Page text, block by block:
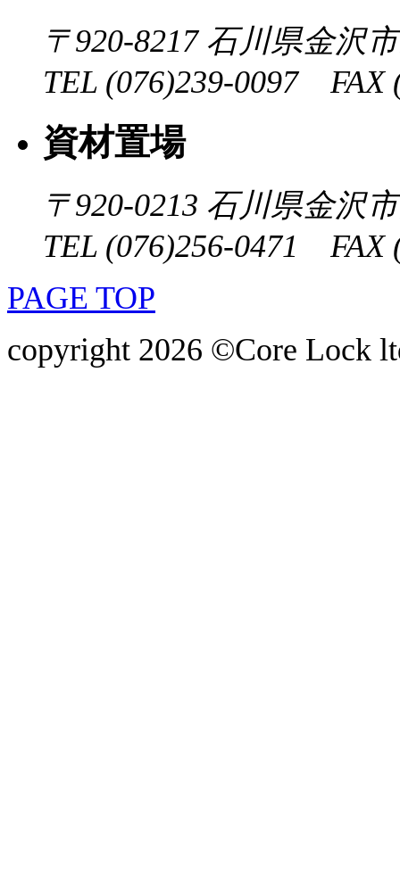
〒920-8217 石川県金沢
TEL (076)239-0097 FAX
資材置場
〒920-0213 石川県金沢
TEL (076)256-0471 FAX
PAGE TOP
copyright 2026 ©Core Lock